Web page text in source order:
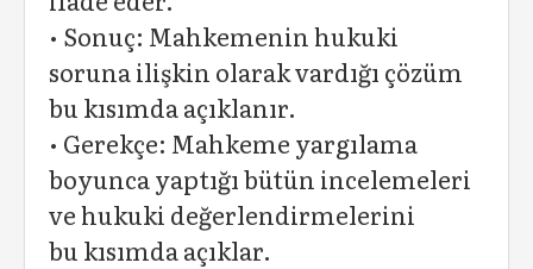
• Sonuç: Mahkemenin hukuki
soruna ilişkin olarak vardığı çözüm
bu kısımda açıklanır.
• Gerekçe: Mahkeme yargılama
boyunca yaptığı bütün incelemeleri
ve hukuki değerlendirmelerini
bu kısımda açıklar.